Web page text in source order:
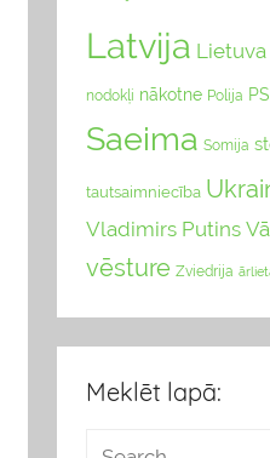
Latvija Lietuva
nodokļi nākotne Polija
Saeima Somija
tautsaimniecība
Vladimirs Putins
vēsture Zviedrija
Meklēt lapā: